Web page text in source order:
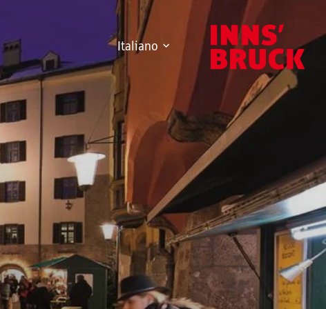
Italiano